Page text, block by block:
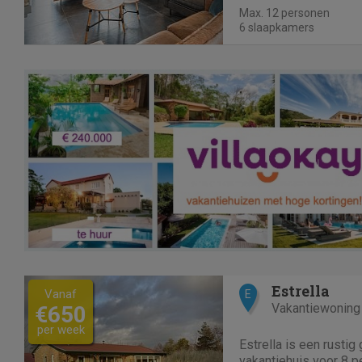
douche, wastafel en
Max. 12 personen
6 slaapkamers
Previous Next
Vanaf
€650
per week
E Estrella
Vakantiewoning
Estrella is een rustig